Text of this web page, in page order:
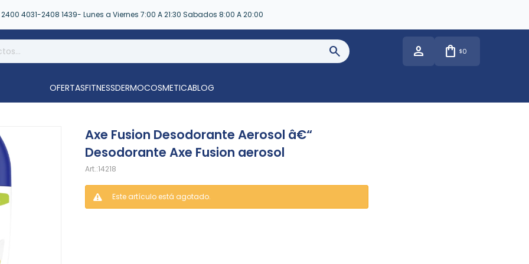
2400 4031-2408 1439- Lunes a Viernes 7:00 A 21:30 Sabados 8:00 A 20:00
$0
OFERTASFITNESSDERMOCOSMETICABLOG
Axe Fusion Desodorante Aerosol â€“
Desodorante Axe Fusion aerosol
14218
Este artículo está agotado.